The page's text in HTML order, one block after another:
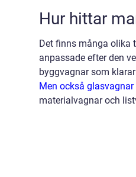
Hur hittar
Det finns många olika
anpassade efter den
byggvagnar som
Men också
materialvagnar och